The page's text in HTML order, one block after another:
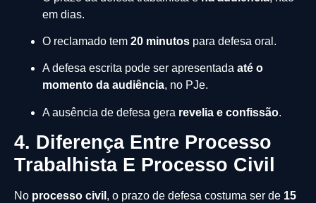
em dias.
O reclamado tem 20 minutos para defesa oral.
A defesa escrita pode ser apresentada até o
momento da audiência, no PJe.
A ausência de defesa gera revelia e confissão.
4. Diferença Entre Processo
Trabalhista E Processo Civil
No processo civil , o prazo de defesa costuma ser de 15